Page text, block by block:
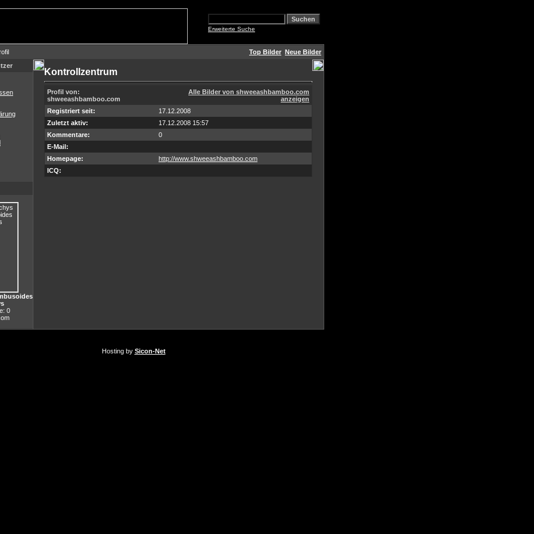
Erweiterte Suche
Top Bilder Neue Bilder
0
Kontrollzentrum
Profil von:
shweeashbamboo.com
Alle Bilder von shweeashbamboo.com
anzeigen
Registriert seit:
17.12.2008
Zuletzt aktiv:
17.12.2008 15:57
Kommentare:
0
E-Mail:
Homepage:
http://www.shweeashbamboo.com
ICQ:
Hosting by Sicon-Net